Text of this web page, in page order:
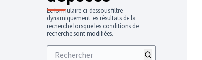
Le formulaire ci-dessous filtre
dynamiquement les résultats de la
recherche lorsque les conditions de
recherche sont modifiées.